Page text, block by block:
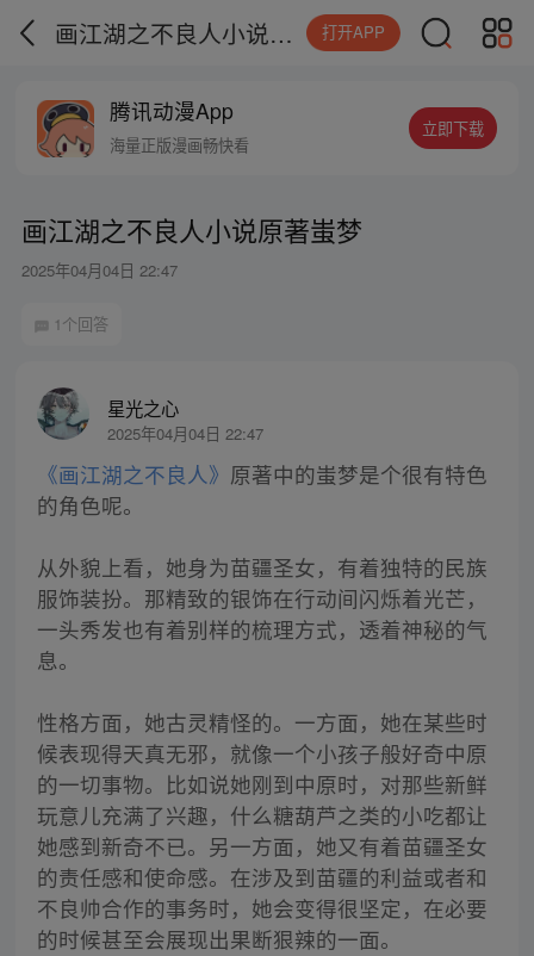
画江湖之不良人小说原著蚩梦 打开APP
腾讯动漫App
海量正版漫画畅快看
立即下载
画江湖之不良人小说原著蚩梦
2025年04月04日 22:47
1个回答
星光之心
2025年04月04日 22:47
《画江湖之不良人》 原著中的蚩梦是个很有特色
的角色呢。
从外貌上看，她身为苗疆圣女，有着独特的民族
服饰装扮。那精致的银饰在行动间闪烁着光芒，
一头秀发也有着别样的梳理方式，透着神秘的气
息。
性格方面，她古灵精怪的。一方面，她在某些时
候表现得天真无邪，就像一个小孩子般好奇中原
的一切事物。比如说她刚到中原时，对那些新鲜
玩意儿充满了兴趣，什么糖葫芦之类的小吃都让
她感到新奇不已。另一方面，她又有着苗疆圣女
的责任感和使命感。在涉及到苗疆的利益或者和
不良帅合作的事务时，她会变得很坚定，在必要
的时候甚至会展现出果断狠辣的一面。